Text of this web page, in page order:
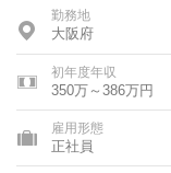
勤務地
大阪府
初年度年収
350万～386万円
雇用形態
正社員